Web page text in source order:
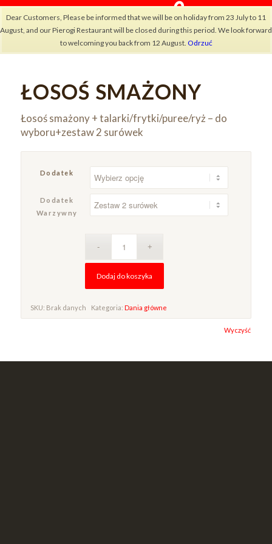
Dear Customers, Please be informed that we will be on holiday from 23 July to 11
August, and our Pierogi Restaurant will be closed during this period. We look forward
to welcoming you back from 12 August. Odrzuć
ŁOSOŚ SMAŻONY
Łosoś smażony + talarki/frytki/puree/ryż – do
wyboru+zestaw 2 surówek
Dodatek
Dodatek
Warzywny
Wyczyść
Dodaj do koszyka
SKU: Brak danych Kategoria: Dania główne